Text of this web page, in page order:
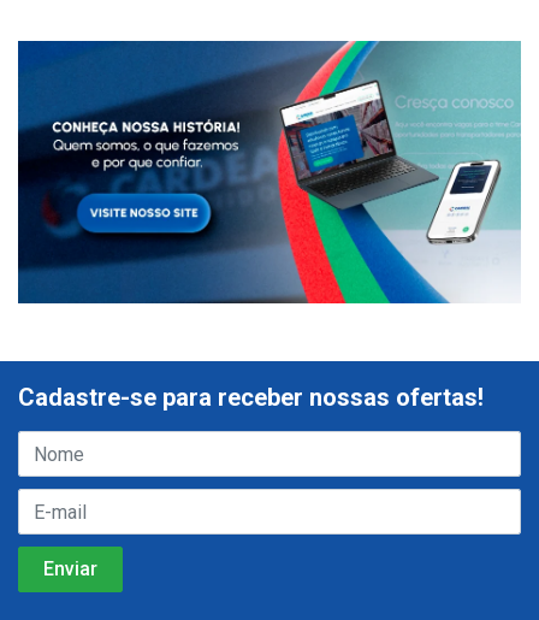
Cadastre-se para receber nossas ofertas!